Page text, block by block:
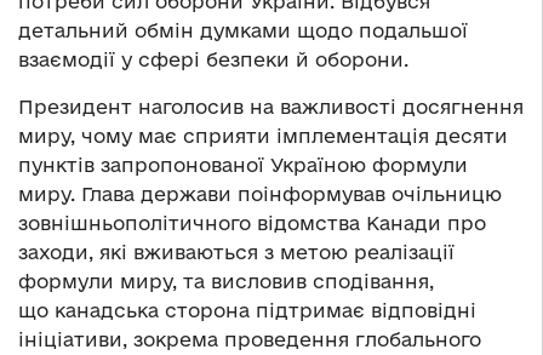
детальний обмін думками щодо подальшої
взаємодії у сфері безпеки й оборони.
Президент наголосив на важливості досягнення
миру, чому має сприяти імплементація десяти
пунктів запропонованої Україною формули
миру. Глава держави поінформував очільницю
зовнішньополітичного відомства Канади про
заходи, які вживаються з метою реалізації
формули миру, та висловив сподівання,
що канадська сторона підтримає відповідні
ініціативи, зокрема проведення глобального